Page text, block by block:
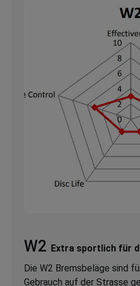
W2 Extra sportlich für
Die W2 Bremsbeläge sind
Gebrauch auf der Strasse